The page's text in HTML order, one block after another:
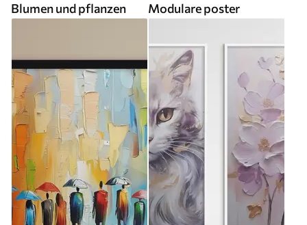
Blumen und pflanzen Modulare poster